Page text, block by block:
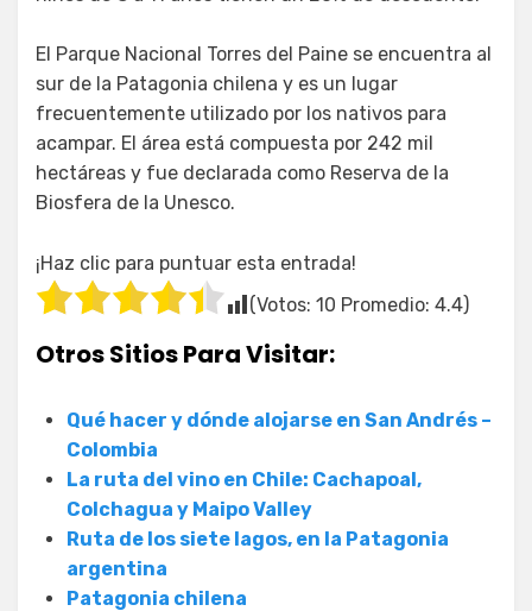
El Parque Nacional Torres del Paine se encuentra al
sur de la Patagonia chilena y es un lugar
frecuentemente utilizado por los nativos para
acampar. El área está compuesta por 242 mil
hectáreas y fue declarada como Reserva de la
Biosfera de la Unesco.
¡Haz clic para puntuar esta entrada!
(Votos: 10 Promedio: 4.4)
Otros Sitios Para Visitar:
Qué hacer y dónde alojarse en San Andrés –
Colombia
La ruta del vino en Chile: Cachapoal,
Colchagua y Maipo Valley
Ruta de los siete lagos, en la Patagonia
argentina
Patagonia chilena